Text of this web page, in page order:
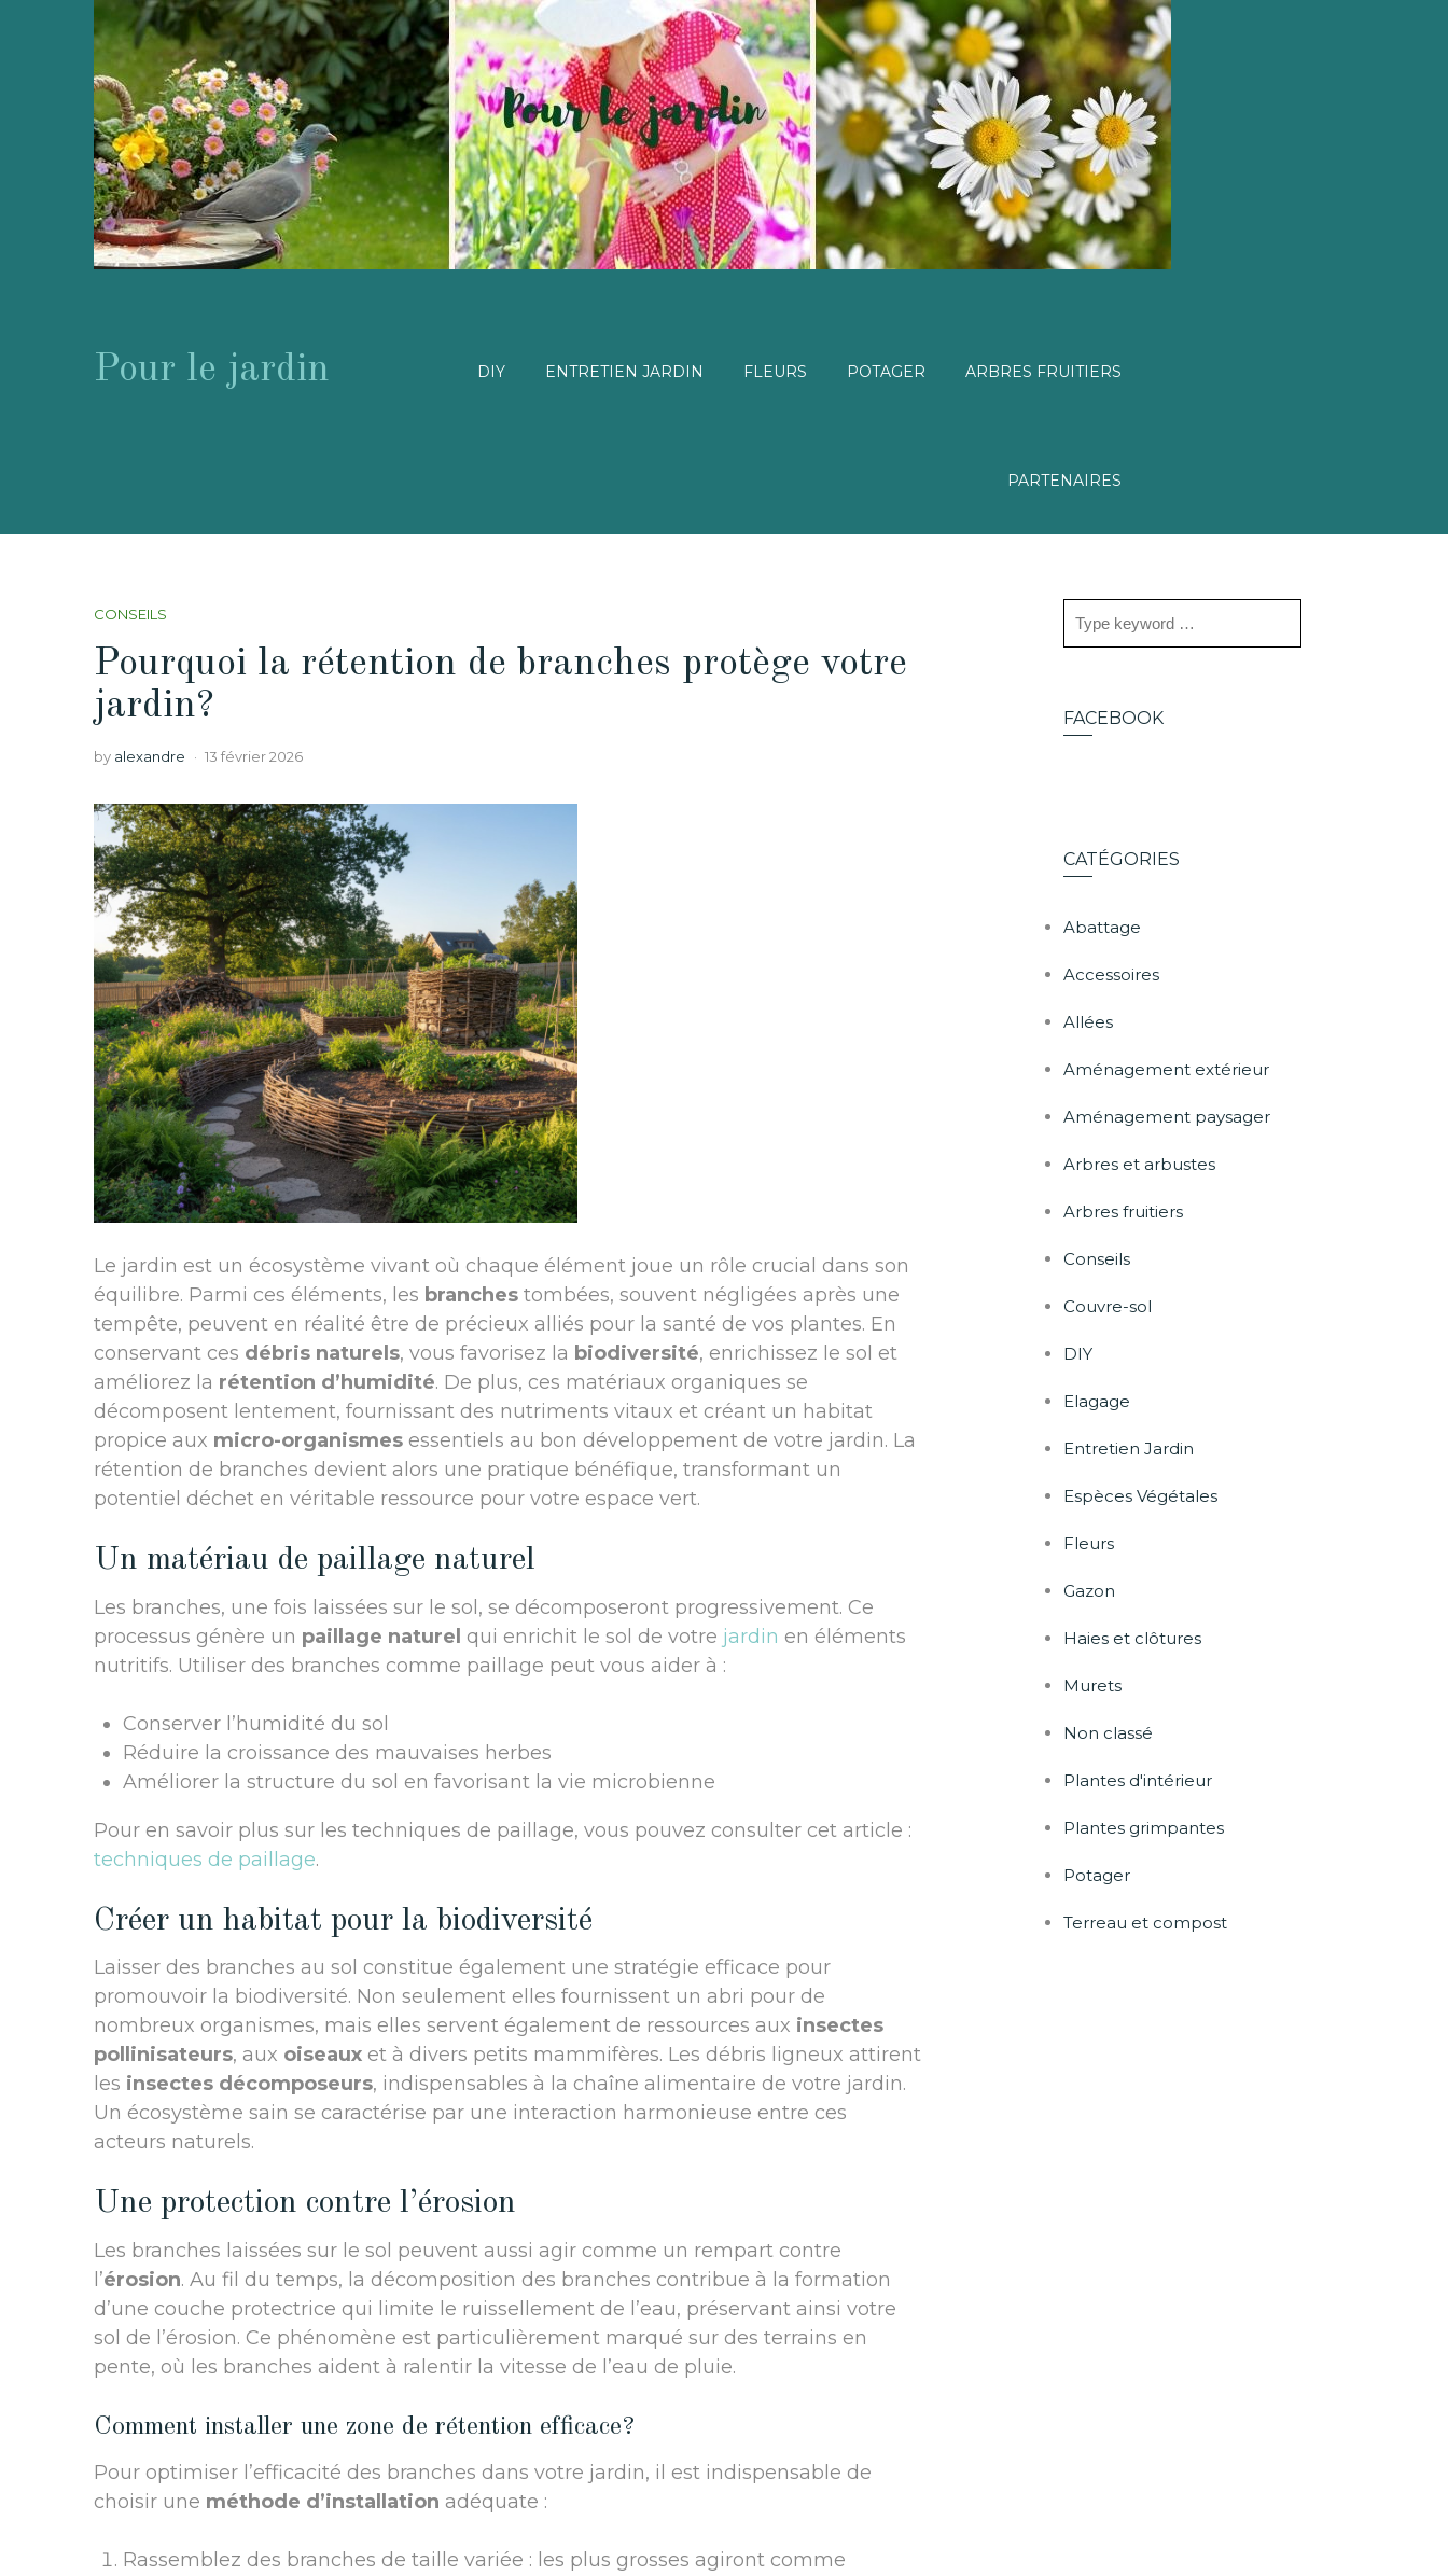
Pour le jardin DIY ENTRETIEN JARDIN FLEURS POTAGER ARBRES FRUITIERS
PARTENAIRES
CONSEILS
Pourquoi la rétention de branches protège votre
jardin?
by alexandre 13 février 2026
Le jardin est un écosystème vivant où chaque élément joue un rôle crucial dans son
équilibre. Parmi ces éléments, les branches tombées, souvent négligées après une
tempête, peuvent en réalité être de précieux alliés pour la santé de vos plantes. En
conservant ces débris naturels, vous favorisez la biodiversité, enrichissez le sol et
améliorez la rétention d’humidité. De plus, ces matériaux organiques se
décomposent lentement, fournissant des nutriments vitaux et créant un habitat
propice aux micro-organismes essentiels au bon développement de votre jardin. La
rétention de branches devient alors une pratique bénéfique, transformant un
potentiel déchet en véritable ressource pour votre espace vert.
Un matériau de paillage naturel
Les branches, une fois laissées sur le sol, se décomposeront progressivement. Ce
processus génère un paillage naturel qui enrichit le sol de votre jardin en éléments
nutritifs. Utiliser des branches comme paillage peut vous aider à :
Conserver l’humidité du sol
Réduire la croissance des mauvaises herbes
Améliorer la structure du sol en favorisant la vie microbienne
Pour en savoir plus sur les techniques de paillage, vous pouvez consulter cet article :
techniques de paillage.
Créer un habitat pour la biodiversité
Laisser des branches au sol constitue également une stratégie efficace pour
promouvoir la biodiversité. Non seulement elles fournissent un abri pour de
nombreux organismes, mais elles servent également de ressources aux insectes
pollinisateurs, aux oiseaux et à divers petits mammifères. Les débris ligneux attirent
les insectes décomposeurs, indispensables à la chaîne alimentaire de votre jardin.
Un écosystème sain se caractérise par une interaction harmonieuse entre ces
acteurs naturels.
Une protection contre l’érosion
Les branches laissées sur le sol peuvent aussi agir comme un rempart contre
l’érosion. Au fil du temps, la décomposition des branches contribue à la formation
d’une couche protectrice qui limite le ruissellement de l’eau, préservant ainsi votre
sol de l’érosion. Ce phénomène est particulièrement marqué sur des terrains en
pente, où les branches aident à ralentir la vitesse de l’eau de pluie.
Comment installer une zone de rétention efficace?
Pour optimiser l’efficacité des branches dans votre jardin, il est indispensable de
choisir une méthode d’installation adéquate :
Rassemblez des branches de taille variée : les plus grosses agiront comme
FACEBOOK
CATÉGORIES
Abattage
Accessoires
Allées
Aménagement extérieur
Aménagement paysager
Arbres et arbustes
Arbres fruitiers
Conseils
Couvre-sol
DIY
Elagage
Entretien Jardin
Espèces Végétales
Fleurs
Gazon
Haies et clôtures
Murets
Non classé
Plantes d'intérieur
Plantes grimpantes
Potager
Terreau et compost